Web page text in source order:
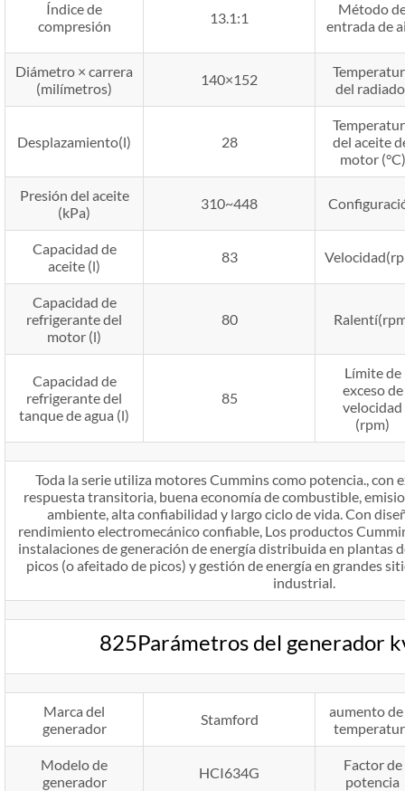
Índice de
compresión
13.1:1
Método
entrada de
Diámetro × carrera
(milímetros)
140×152
del
Desplazamiento(l) 28
del aceite
motor (°C)
Presión del aceite
(kPa)
310~448
Capacidad de
aceite (l)
83
Capacidad de
refrigerante del
motor (l)
80
Capacidad de
refrigerante del
tanque de agua (l)
85
Límite de
exceso de
velocidad
(rpm)
Toda la serie utiliza motores Cummins como potencia., con
respuesta transitoria, buena economía de combustible,
ambiente, alta confiabilidad y largo ciclo de vida. Con
rendimiento electromecánico confiable, Los productos
instalaciones de generación de energía distribuida en plantas
picos (o afeitado de picos) y gestión de energía en grandes
industrial.
825Parámetros del generador
Marca del
generador
Stamford
aumento de
Modelo de
generador
HCI634G
Factor de
potencia